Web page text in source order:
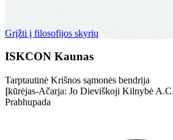
Grįžti į filosofijos skyrių
ISKCON Kaunas
Tarptautinė Krišnos sąmonės bendrija
Įkūrėjas-Ačarja: Jo Dieviškoji Kilnybė
Prabhupada